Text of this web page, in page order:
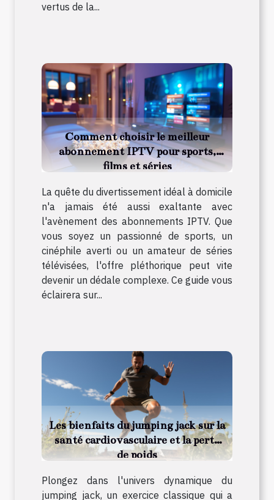
vertus de la...
Comment choisir le meilleur
abonnement IPTV pour sports,
films et séries
La quête du divertissement idéal à domicile
n'a jamais été aussi exaltante avec
l'avènement des abonnements IPTV. Que
vous soyez un passionné de sports, un
cinéphile averti ou un amateur de séries
télévisées, l'offre pléthorique peut vite
devenir un dédale complexe. Ce guide vous
éclairera sur...
Les bienfaits du jumping jack sur la
santé cardiovasculaire et la perte
de poids
Plongez dans l'univers dynamique du
jumping jack, un exercice classique qui a